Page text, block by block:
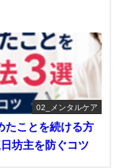
02_メンタルケア
たことを続ける方
坊主を防ぐコツ